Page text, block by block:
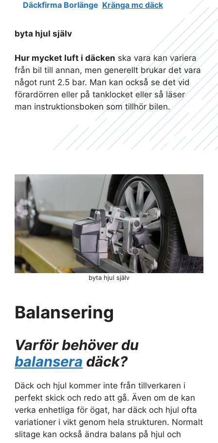
Däckfirma Borlänge Kränga mc däck
byta hjul själv
Hur mycket luft i däcken ska vara kan variera
från bil till annan, men generellt brukar det vara
något runt 2.5 bar. Man kan också se det vid
förardörren eller på tanklocket eller så läser
man instruktionsboken som tillhör bilen.
Balansering
Varför behöver du
balansera däck?
Däck och hjul kommer inte från tillverkaren i
perfekt skick och redo att gå. Även om de kan
verka enhetliga för ögat, har däck och hjul ofta
variationer i vikt genom hela strukturen. Normalt
slitage kan också ändra balans på hjul och
byta hjul själv